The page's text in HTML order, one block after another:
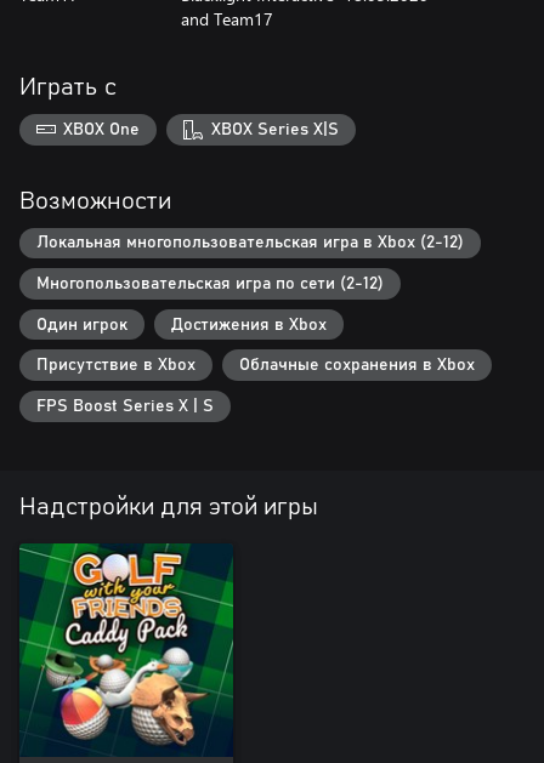
and Team17
Играть с
XBOX One XBOX Series X|S
Возможности
Локальная многопользовательская игра в Xbox (2-12)
Многопользовательская игра по сети (2-12)
Один игрок Достижения в Xbox
Присутствие в Xbox Облачные сохранения в Xbox
FPS Boost Series X | S
Надстройки для этой игры